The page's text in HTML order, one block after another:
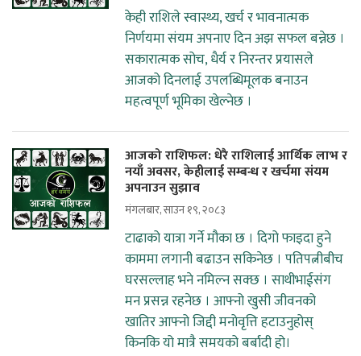
केही राशिले स्वास्थ्य, खर्च र भावनात्मक
निर्णयमा संयम अपनाए दिन अझ सफल बन्नेछ ।
सकारात्मक सोच, धैर्य र निरन्तर प्रयासले
आजको दिनलाई उपलब्धिमूलक बनाउन
महत्वपूर्ण भूमिका खेल्नेछ ।
आजको राशिफल: धेरै राशिलाई आर्थिक लाभ र
नयाँ अवसर, केहीलाई सम्बन्ध र खर्चमा संयम
अपनाउन सुझाव
मंगलबार, साउन १९, २०८३
टाढाको यात्रा गर्ने मौका छ । दिगो फाइदा हुने
काममा लगानी बढाउन सकिनेछ । पतिपत्नीबीच
घरसल्लाह भने नमिल्न सक्छ । साथीभाईसंग
मन प्रसन्न रहनेछ । आफ्नो खुसी जीवनको
खातिर आफ्नो जिद्दी मनोवृत्ति हटाउनुहोस्
किनकि यो मात्रै समयको बर्बादी हो।